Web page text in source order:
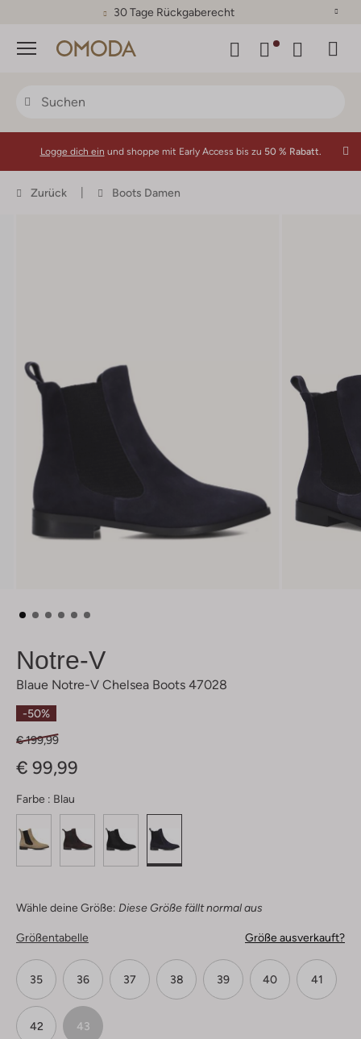
30 Tage Rückgaberecht
Menü
Logge dich ein und shoppe mit Early Access bis zu 50 % Rabatt.
Zurück Boots Damen
Notre-V
Blaue Notre-V Chelsea Boots 47028
-50%
€ 199,99
€ 99,99
Farbe : Blau
Wähle deine Größe: Diese Größe fällt normal aus
Größentabelle Größe ausverkauft?
35 36 37 38 39 40 41
42 43